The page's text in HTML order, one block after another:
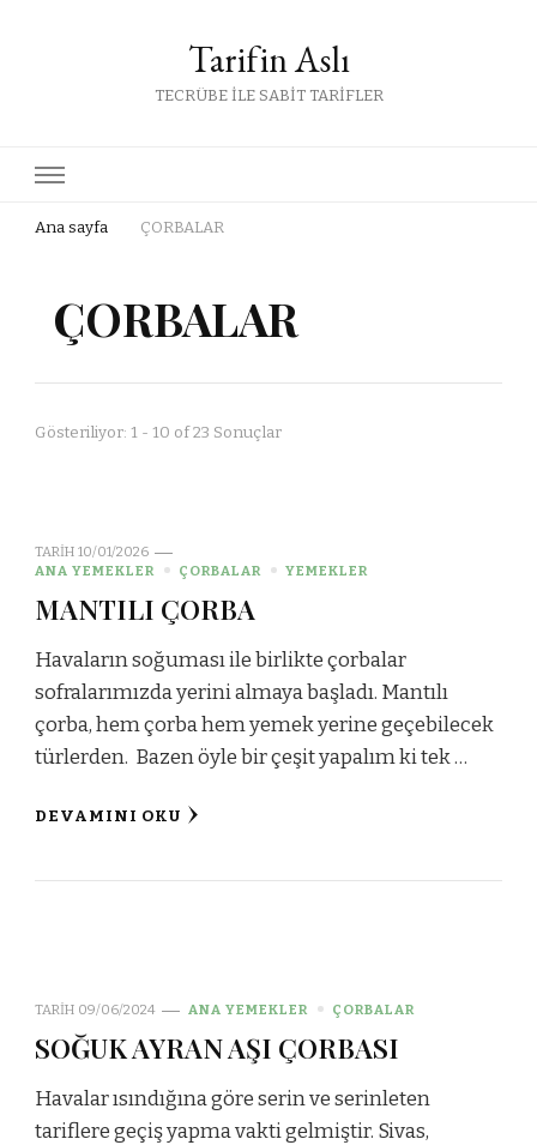
Tarifin Aslı
TECRÜBE İLE SABİT TARİFLER
Ana sayfa ÇORBALAR
ÇORBALAR
Gösteriliyor: 1 - 10 of 23 Sonuçlar
TARIH 10/01/2026
ANA YEMEKLER
ÇORBALAR YEMEKLER
MANTILI ÇORBA
Havaların soğuması ile birlikte çorbalar
sofralarımızda yerini almaya başladı. Mantılı
çorba, hem çorba hem yemek yerine geçebilecek
türlerden. Bazen öyle bir çeşit yapalım ki tek …
DEVAMINI OKU
TARIH 09/06/2024 ANA YEMEKLER ÇORBALAR
SOĞUK AYRAN AŞI ÇORBASI
Havalar ısındığına göre serin ve serinleten
tariflere geçiş yapma vakti gelmiştir. Sivas,